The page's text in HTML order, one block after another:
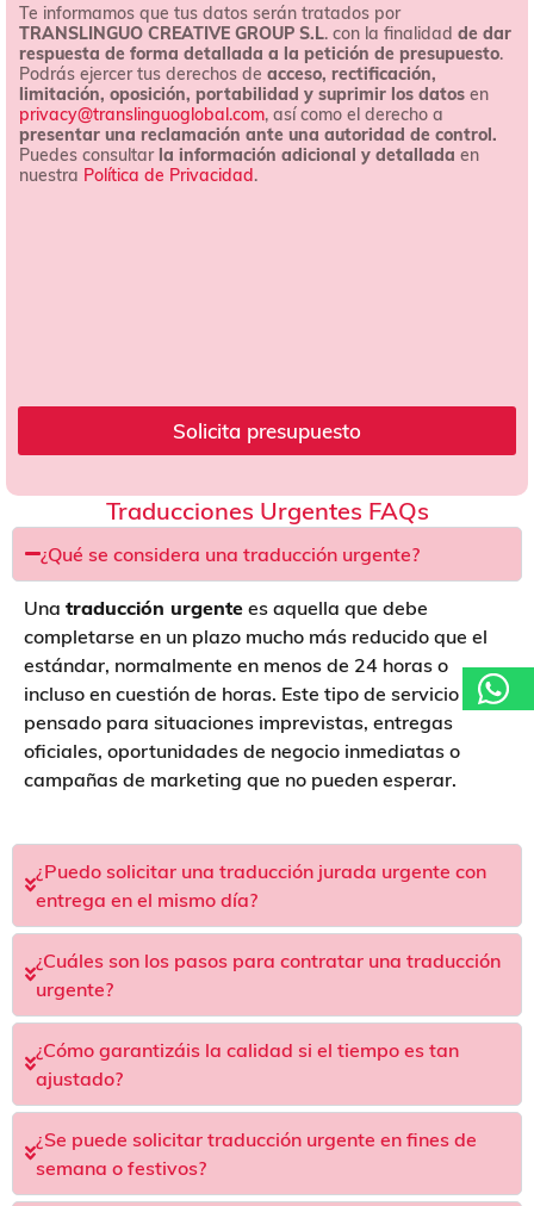
e
s
d
e
c
o
n
t
Te informamos que tus datos serán tratados por
TRANSLINGUO CREATIVE GROUP S.L. con la finalidad de dar
respuesta de forma detallada a la petición de presupuesto.
Podrás ejercer tus derechos de acceso, rectificación,
limitación, oposición, portabilidad y suprimir los datos en
privacy@translinguoglobal.com, así como el derecho a
presentar una reclamación ante una autoridad de control.
Puedes consultar la información adicional y detallada en
nuestra Política de Privacidad.
Solicita presupuesto
Traducciones Urgentes FAQs
¿Qué se considera una traducción urgente?
Una traducción urgente es aquella que debe
completarse en un plazo mucho más reducido que el
estándar, normalmente en menos de 24 horas o
incluso en cuestión de horas. Este tipo de servicio está
pensado para situaciones imprevistas, entregas
oficiales, oportunidades de negocio inmediatas o
campañas de marketing que no pueden esperar.
¿Puedo solicitar una traducción jurada urgente con
entrega en el mismo día?
¿Cuáles son los pasos para contratar una traducción
urgente?
¿Cómo garantizáis la calidad si el tiempo es tan
ajustado?
¿Se puede solicitar traducción urgente en fines de
semana o festivos?